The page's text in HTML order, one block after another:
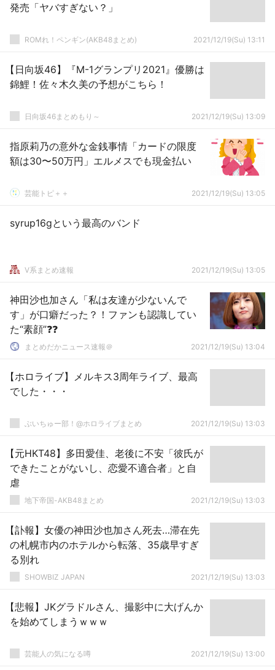
発売「ヤバすぎない？」
ROMれ！ペンギン(AKB48まとめ) 2021/12/19(Su) 13:11
【日向坂46】『M-1グランプリ2021』優勝は
錦鯉！佐々木久美の予想がこちら！
日向坂46まとめもり～ 2021/12/19(Su) 13:09
指原莉乃の意外な金銭事情「カードの限度
額は30〜50万円」エルメスでも現金払い
芸能トピ＋＋ 2021/12/19(Su) 13:05
syrup16gという最高のバンド
V系まとめ速報 2021/12/19(Su) 13:05
神田沙也加さん「私は友達が少ないんで
す」が口癖だった？！ファンも認識してい
た“素顔”❓❓
まとめだかニュース速報＠ 2021/12/19(Su) 13:04
【ホロライブ】メルキス3周年ライブ、最高
でした・・・
ぶいちゅー部！@ホロライブまとめ 2021/12/19(Su) 13:03
【元HKT48】多田愛佳、老後に不安「彼氏が
できたことがないし、恋愛不適合者」と自
虐
地下帝国-AKB48まとめ 2021/12/19(Su) 13:03
【訃報】女優の神田沙也加さん死去…滞在先
の札幌市内のホテルから転落、35歳早すぎ
る別れ
SHOWBIZ JAPAN 2021/12/19(Su) 13:03
【悲報】JKグラドルさん、撮影中に大げんか
を始めてしまうｗｗｗ
芸能人の気になる噂 2021/12/19(Su) 13:00